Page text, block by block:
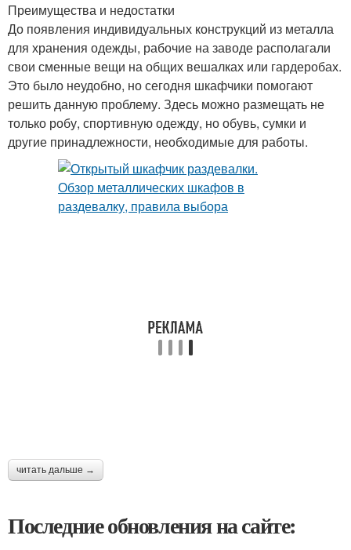
Преимущества и недостатки
До появления индивидуальных конструкций из металла
для хранения одежды, рабочие на заводе располагали
свои сменные вещи на общих вешалках или гардеробах.
Это было неудобно, но сегодня шкафчики помогают
решить данную проблему. Здесь можно размещать не
только робу, спортивную одежду, но обувь, сумки и
другие принадлежности, необходимые для работы.
читать дальше →
Последние обновления на сайте: